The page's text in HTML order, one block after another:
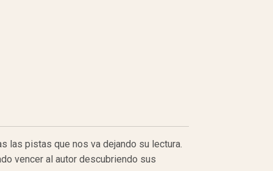
las pistas que nos va dejando su lectura.
vencer al autor descubriendo sus